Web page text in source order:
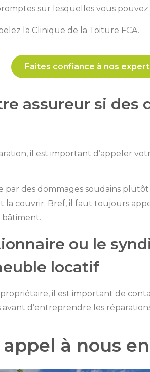
sur lesquelles vous
la Clinique de la Toiture FCA.
Faites confiance à nos
assureur si des
il est important d’appeler
par des dommages soudains
la couvrir. Bref, il faut toujours
bâtiment.
ou le
locatif
il est important de
d’entreprendre les
à nous en